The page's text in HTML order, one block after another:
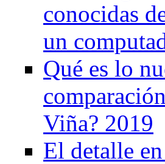
conocidas
un
Qué es lo
Viña? 2019
El detalle